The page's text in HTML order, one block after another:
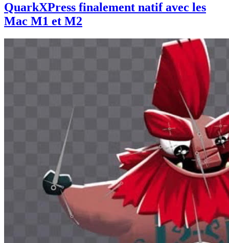
QuarkXPress finalement natif avec les
Mac M1 et M2